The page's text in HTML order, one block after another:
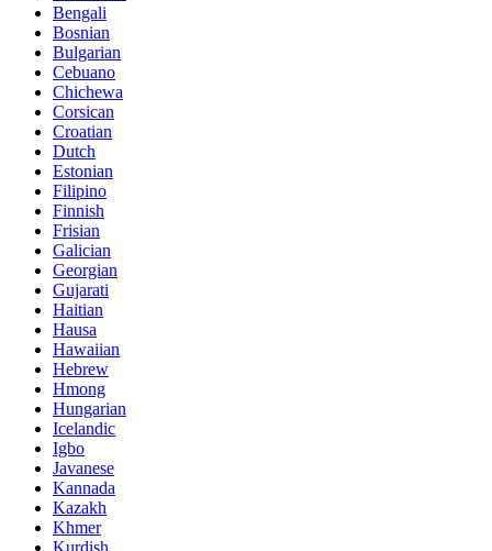
Bengali
Bosnian
Bulgarian
Cebuano
Chichewa
Corsican
Croatian
Dutch
Estonian
Filipino
Finnish
Frisian
Galician
Georgian
Gujarati
Haitian
Hausa
Hawaiian
Hebrew
Hmong
Hungarian
Icelandic
Igbo
Javanese
Kannada
Kazakh
Khmer